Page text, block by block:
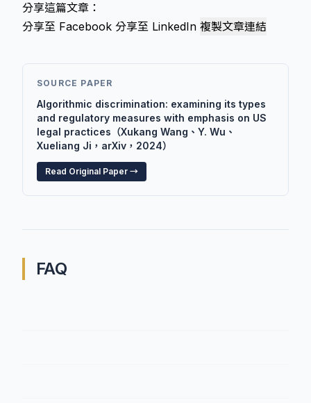
分享這篇文章：
分享至 Facebook 分享至 LinkedIn 複製文章連結
SOURCE PAPER
Algorithmic discrimination: examining its types
and regulatory measures with emphasis on US
legal practices（Xukang Wang、Y. Wu、
Xueliang Ji，arXiv，2024）
Read Original Paper →
FAQ